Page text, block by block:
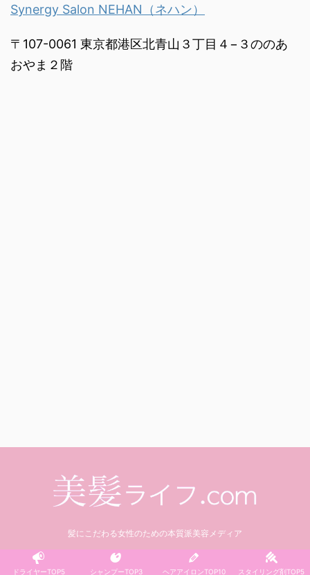
Synergy Salon NEHAN（ネハン）
〒107-0061 東京都港区北青山３丁目４−３ののあ
おやま２階
髪にこだわる女性のための本質派美容メディア
© 2021 美髪ライフ.com
ドライヤーTOP5 シャンプーTOP3 ヘアアイロンTOP10 スタイリング剤TOP5